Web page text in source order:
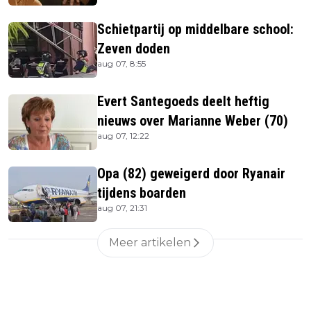
Schietpartij op middelbare school:
Zeven doden
aug 07, 8:55
Evert Santegoeds deelt heftig
nieuws over Marianne Weber (70)
aug 07, 12:22
Opa (82) geweigerd door Ryanair
tijdens boarden
aug 07, 21:31
Meer artikelen